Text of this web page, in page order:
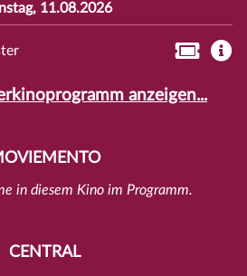
11.08.2026
anzeigen...
in diesem Kino im Programm.
CENTRAL